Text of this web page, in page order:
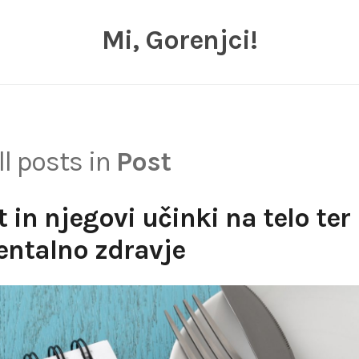
Mi, Gorenjci!
posts in Post
in njegovi učinki na telo ter
zdravje